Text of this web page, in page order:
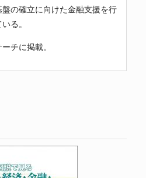
の確立に向けた金融支援を行
る。
チに掲載。